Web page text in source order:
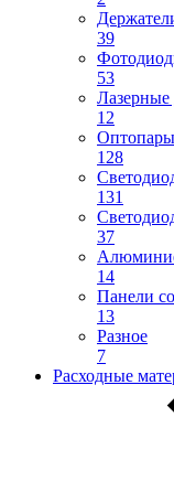
39
53
12
Оптопары
128
131
37
14
Панели
13
Разное
7
Расходные